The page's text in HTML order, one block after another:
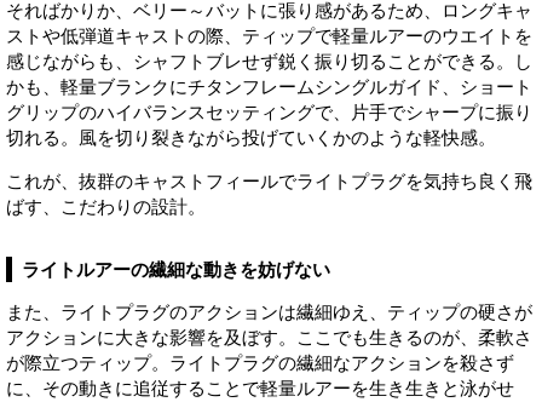
そればかりか、ベリー～バットに張り感があるため、ロングキャ
ストや低弾道キャストの際、ティップで軽量ルアーのウエイトを
感じながらも、シャフトブレせず鋭く振り切ることができる。し
かも、軽量ブランクにチタンフレームシングルガイド、ショート
グリップのハイバランスセッティングで、片手でシャープに振り
切れる。風を切り裂きながら投げていくかのような軽快感。
これが、抜群のキャストフィールでライトプラグを気持ち良く飛
ばす、こだわりの設計。
ライトルアーの繊細な動きを妨げない
また、ライトプラグのアクションは繊細ゆえ、ティップの硬さが
アクションに大きな影響を及ぼす。ここでも生きるのが、柔軟さ
が際立つティップ。ライトプラグの繊細なアクションを殺さず
に、その動きに追従することで軽量ルアーを生き生きと泳がせ